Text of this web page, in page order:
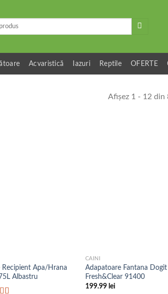
Acvaristică Iazuri Reptile OFERTE
Afișez 1 - 12 din
Recipient Apa/Hrana
Albastru
CAINI
Adapatoare Fantana Dogit
Fresh&Clear 91400
199.99 lei